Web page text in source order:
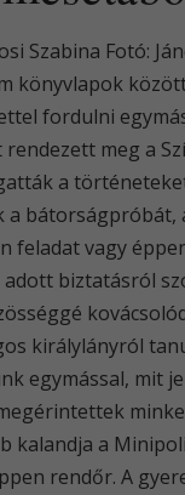
Szabina Fotó:
könyvlapok
fordulni
meg a
a
feladat vagy
biztatásról
királylányról
egymással, mit
a
rendőr. A